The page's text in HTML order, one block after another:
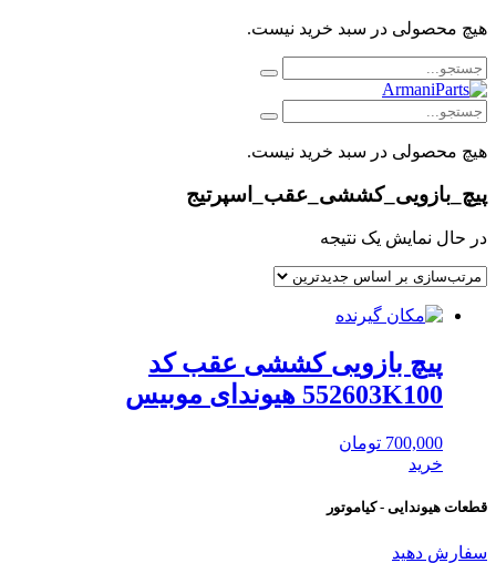
هیچ محصولی در سبد خرید نیست.
هیچ محصولی در سبد خرید نیست.
پیچ_بازویی_کششی_عقب_اسپرتیج
در حال نمایش یک نتیجه
پیچ بازویی کششی عقب کد
552603K100 هیوندای موبیس
700,000 تومان
خرید
قطعات هیوندایی - کیاموتور
سفارش دهید